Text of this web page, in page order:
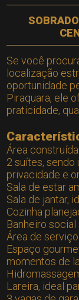
Se você
localização
oportunidade
Piraquara, ele
praticidade,
Área
2 suítes,
privacidade e
Sala de estar
Sala de jantar,
Cozinha
Banheiro social
Área de
Espaço
momentos de
Lareira, ideal